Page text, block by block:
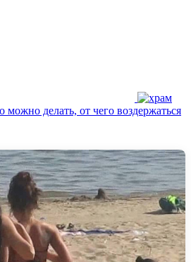
можно делать, от чего воздержаться